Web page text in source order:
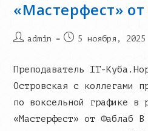
«Мастерфест»
Postadmin
Запись5 ноября, 2025
Преподаватель IT-
Островская с коллегами
по воксельной графике в
«Мастерфест» от Фаблаб В